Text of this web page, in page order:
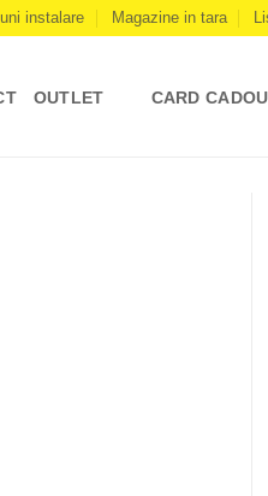
instalare Magazine in tara
OUTLET CARD CADOU